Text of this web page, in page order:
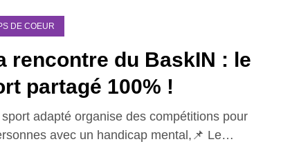
DE COEUR
rencontre du BaskIN : le
partagé 100% !
sport adapté organise des compétitions pour
avec un handicap mental,📌 Le…